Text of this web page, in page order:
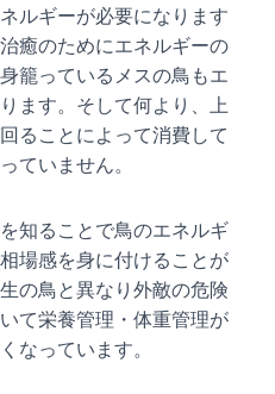
ルギーが必要になります
癒のためにエネルギーの
籠っているメスの鳥もエ
ます。そして何より、上
ることによって消費して
ていません。
知ることで鳥のエネルギ
場感を身に付けることが
の鳥と異なり外敵の危険
て栄養管理・体重管理が
なっています。